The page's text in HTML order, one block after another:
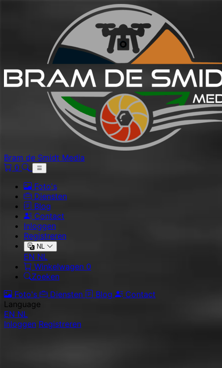
Bram de Smidt Media
0
Foto's
Diensten
Blog
Contact
Inloggen
Registreren
NL
EN NL
Winkelwagen 0
Zoeken
Foto's
Diensten Blog
Contact
Language
EN NL
Inloggen Registreren